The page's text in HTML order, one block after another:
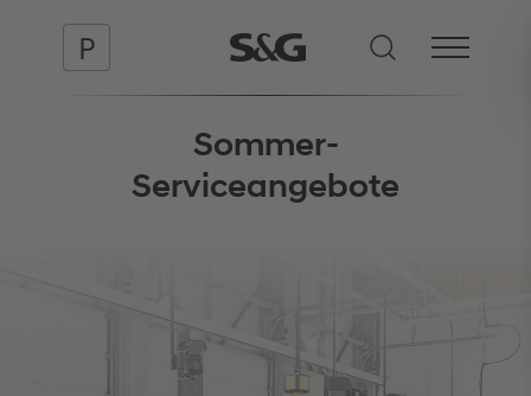
Sommer-
Serviceangebote